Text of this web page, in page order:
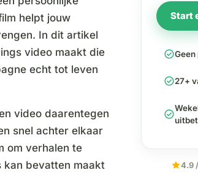
helpt jouw
In dit artikel
video maakt die
echt tot leven
video daarentegen
snel achter elkaar
om verhalen te
kan bevatten maakt
Start
check_circle
check_circle27+
check_circle
star4.9